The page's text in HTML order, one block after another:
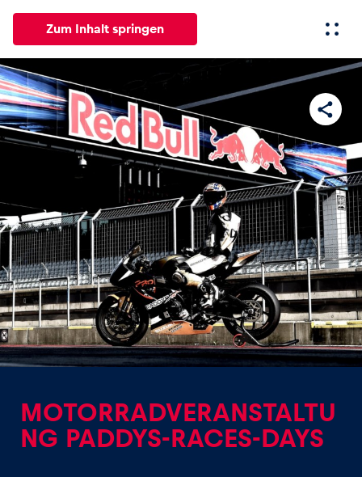
Zum Inhalt springen
Alle News Events Erlebnisse
Alle anzeigen
Events
Alle anzeigen
MOTORRADVERANSTALTU
NG PADDYS-RACES-DAYS